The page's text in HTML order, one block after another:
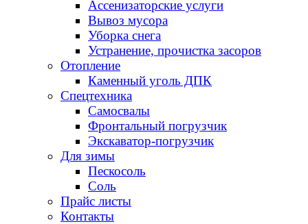
Ассенизаторские услуги
Вывоз мусора
Уборка снега
Устранение, прочистка засоров
Отопление
Каменный уголь ДПК
Спецтехника
Самосвалы
Фронтальный погрузчик
Экскаватор-погрузчик
Для зимы
Пескосоль
Соль
Прайс листы
Контакты